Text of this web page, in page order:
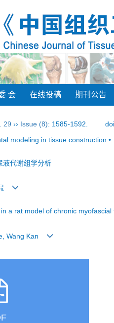
会 在线投稿 期刊公告
29 ›› Issue (8): 1585-1592.
modeling in tissue construction •
液代谢组学分析
a rat model of chronic
Wang Kan